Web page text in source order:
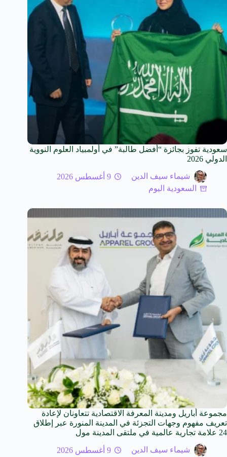
سعودية تفوز بجائزة “أفضل طالبة” في أولمبياد العلوم النووية
الدولي 2026
شيماء سيف الدين
9 أغسطس 2026
السعودية اليوم
مجموعة أباريل ومدينة المعرفة الاقتصادية تتعاونان لإعادة
تعريف مفهوم وجهات التجزئة في المدينة المنورة عبر إطلاق
24 علامة تجارية عالمية في ملتقى المدينة مول
شيماء سيف الدين
9 أغسطس 2026